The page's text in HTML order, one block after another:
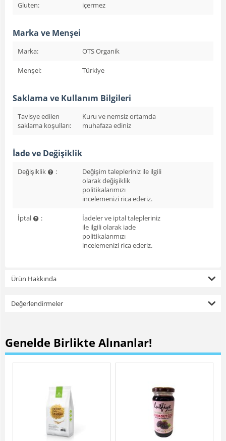
Gluten: içermez
Marka ve Menşei
Marka: OTS Organik
Menşei: Türkiye
Saklama ve Kullanım Bilgileri
Tavisye edilen
saklama koşulları:
Kuru ve nemsiz ortamda
muhafaza ediniz
İade ve Değişiklik
Değişiklik :
Değişim talepleriniz ile ilgili
olarak değişiklik
politikalarımızı
incelemenizi rica ederiz.
İptal :
İadeler ve iptal talepleriniz
ile ilgili olarak iade
politikalarımızı
incelemenizi rica ederiz.
Ürün Hakkında
Değerlendirmeler
Genelde Birlikte Alınanlar!